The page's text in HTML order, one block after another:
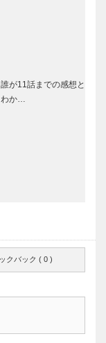
が11話までの感想と
わか…
クバック ( 0 )